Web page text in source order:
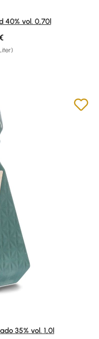
40% vol. 0,70l
Preis:
35% vol. 1,0l